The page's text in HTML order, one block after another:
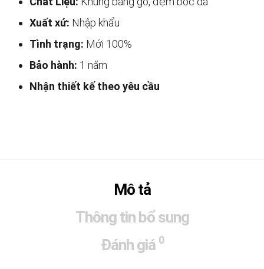
Xuất xứ: Nhập khẩu
Tình trạng: Mới 100%
Bảo hành: 1 năm
Nhận thiết kế theo yêu cầu
Mô tả
Thông tin bổ sung
Đánh giá 0